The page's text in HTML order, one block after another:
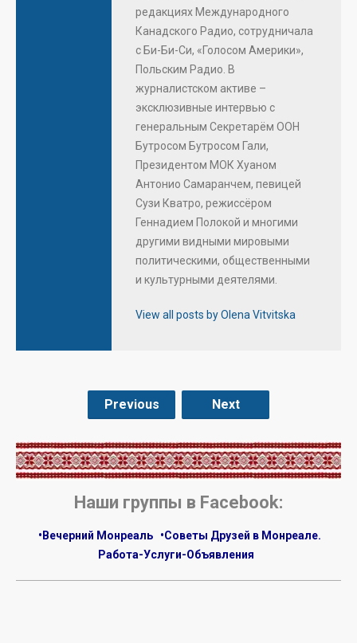
редакциях Международного
Канадского Радио, сотрудничала
с Би-Би-Си, «Голосом Америки»,
Польским Радио. В
журналистском активе –
эксклюзивные интервью с
генеральным Секретарём ООН
Бутросом Бутросом Гали,
Президентом МОК Хуаном
Антонио Самаранчем, певицей
Сузи Кватро, режиссёром
Геннадием Полокой и многими
другими видными мировыми
политическими, общественными
и культурными деятелями.
View all posts by Olena Vitvitska
Previous Next
.
Наши группы в Facebook:
•Вечерний Монреаль
•Советы Друзей в Монреале.
Работа-Услуги-Объявления